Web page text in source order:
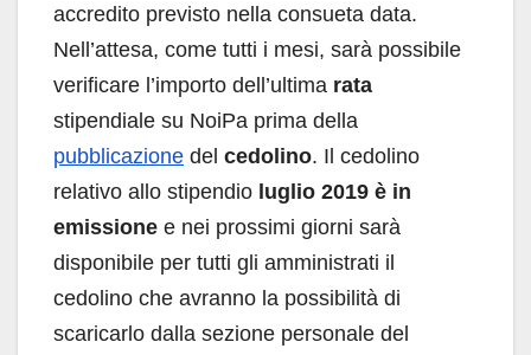
accredito previsto nella consueta data.
Nell’attesa, come tutti i mesi, sarà possibile
verificare l’importo dell’ultima rata
stipendiale su NoiPa prima della
pubblicazione del cedolino. Il cedolino
relativo allo stipendio luglio 2019 è in
emissione e nei prossimi giorni sarà
disponibile per tutti gli amministrati il
cedolino che avranno la possibilità di
scaricarlo dalla sezione personale del